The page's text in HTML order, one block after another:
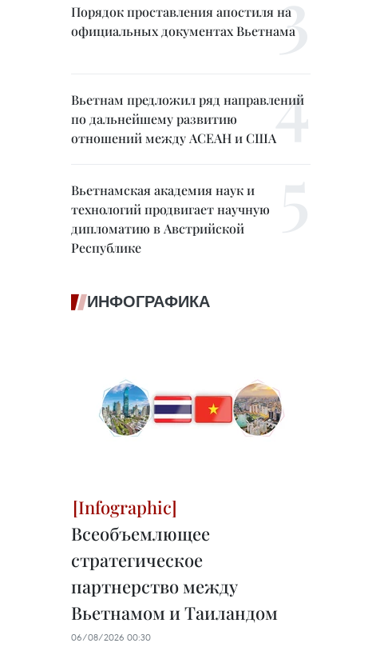
Порядок проставления апостиля на
официальных документах Вьетнама
Вьетнам предложил ряд направлений
по дальнейшему развитию
отношений между АСЕАН и США
Вьетнамская академия наук и
технологий продвигает научную
дипломатию в Австрийской
Республике
ИНФОГРАФИКА
Всеобъемлющее
стратегическое
партнерство между
Вьетнамом и Таиландом
06/08/2026 00:30